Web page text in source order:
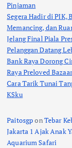
Pinjaman
Segera Hadir di PIK,
Memancing, dan
Jelang Final Piala
Pelanggan Datang
Bank Raya Dorong
Raya Preloved
Cara Tarik Tunai
KSku
PaitosgponTebar
Jakarta 1 Ajak Anak
Aquarium Safari